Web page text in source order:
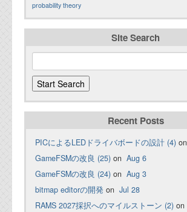
probability theory
Site Search
Recent Posts
PICによるLEDドライバボードの設計 (4) on
GameFSMの改良 (25) on Aug 6
GameFSMの改良 (24) on Aug 3
bitmap editorの開発 on Jul 28
RAMS 2027採択へのマイルストーン (2) on